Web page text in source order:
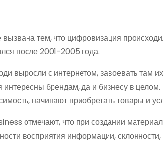
вызвана тем, что цифровизация
после 2001-2005 года.
выросли с интернетом, завоевать там
интересны брендам, да и бизнесу в
начинают приобретать товары и
отмечают, что при создании
восприятия информации,